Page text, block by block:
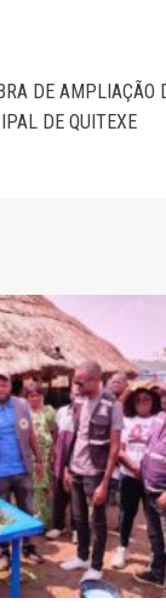
DE AMPLIAÇÃO
DE QUITEXE